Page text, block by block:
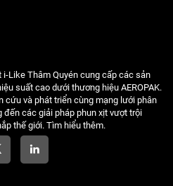
Like Thâm Quyén cung cấp các sản
suất cao dưới thương hiệu AEROPAK.
cứu và phát triển cùng mạng lưới phân
các giải pháp phun xịt vượt trội
thế giới. Tìm hiểu thêm.